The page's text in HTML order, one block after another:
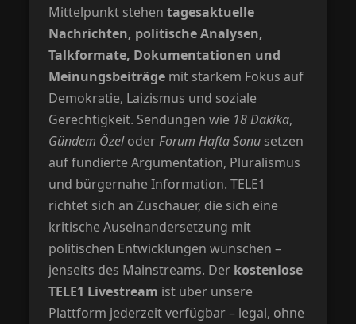
Mittelpunkt stehentagesaktuelle
Nachrichten, politische Analysen,
Talkformate, Dokumentationen und
Meinungsbeiträge mit starkem Fokus auf
Demokratie, Laizismus und soziale
Gerechtigkeit. Sendungen wie 18 Dakika,
Gündem ÖzeloderForum Hafta Sonu setzen
auf fundierte Argumentation, Pluralismus
und bürgernahe Information. TELE1
richtet sich an Zuschauer, die sich eine
kritische Auseinandersetzung mit
politischen Entwicklungen wünschen –
jenseits des Mainstreams. Der kostenlose
TELE1 Livestream ist über unsere
Plattform jederzeit verfügbar – legal, ohne